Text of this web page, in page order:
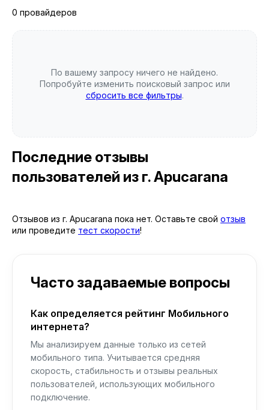
0 провайдеров
По вашему запросу ничего не найдено.
Попробуйте изменить поисковый запрос или
сбросить все фильтры.
Последние отзывы
пользователей из г. Apucarana
Отзывов из г. Apucarana пока нет. Оставьте свой отзыв
или проведите тест скорости!
Часто задаваемые вопросы
Как определяется рейтинг Мобильного
интернета?
Мы анализируем данные только из сетей
мобильного типа. Учитывается средняя
скорость, стабильность и отзывы реальных
пользователей, использующих мобильного
подключение.